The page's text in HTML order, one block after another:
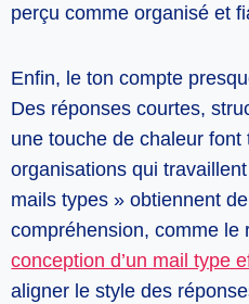
perçu comme organisé et
Enfin, le ton compte
Des réponses courtes,
une touche de chaleur
organisations qui
mails types » obtiennent
compréhension, comme le
conception d’un mail type
aligner le style des